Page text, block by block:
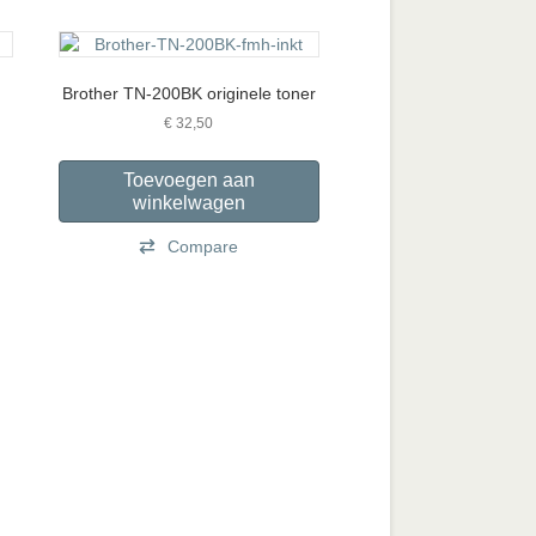
Brother TN-200BK originele toner
€ 32,50
Toevoegen aan
winkelwagen
Compare